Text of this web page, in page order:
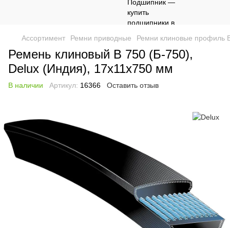
Ассортимент Ремни приводные Ремни клиновые профиль
Ремень клиновый B 750 (Б-750),
Delux (Индия), 17х11х750 мм
В наличии Артикул: 16366 Оставить отзыв